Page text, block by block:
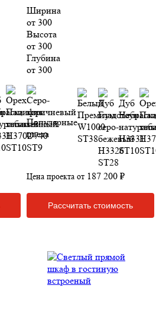
Ширина
от 300
Высота
от 300
Глубина
от 300
Популярные
цвета
Цена проекта от 187 200 ₽
Рассчитать стоимость